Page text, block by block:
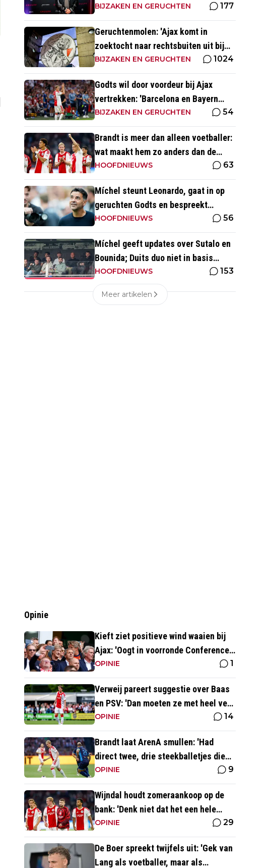
BIJZAKEN EN GERUCHTEN 177
Geruchtenmolen: 'Ajax komt in
zoektocht naar rechtsbuiten uit bij
Couto'
BIJZAKEN EN GERUCHTEN 1024
Godts wil door voordeur bij Ajax
vertrekken: 'Barcelona en Bayern
waren ook heel serieus'
BIJZAKEN EN GERUCHTEN 54
Brandt is meer dan alleen voetballer:
wat maakt hem zo anders dan de
'gemiddelde' voetballer?
HOOFDNIEUWS 63
Míchel steunt Leonardo, gaat in op
geruchten Godts en bespreekt
toekomst Baas bij Ajax
HOOFDNIEUWS 56
Míchel geeft updates over Sutalo en
Bounida; Duits duo niet in basis
tegen PEC Zwolle
HOOFDNIEUWS 153
Meer artikelen
Opinie
Kieft ziet positieve wind waaien bij
Ajax: 'Oogt in voorronde Conference
League fris en energiek'
OPINIE 1
Verweij pareert suggestie over Baas
en PSV: 'Dan moeten ze met heel veel
geld over de brug komen'
OPINIE 14
Brandt laat ArenA smullen: 'Had
direct twee, drie steekballetjes die
gewoon perfect waren'
OPINIE 9
Wijndal houdt zomeraankoop op de
bank: 'Denk niet dat het een hele
goede verdediger is'
OPINIE 29
De Boer spreekt twijfels uit: 'Gek van
Lang als voetballer, maar als